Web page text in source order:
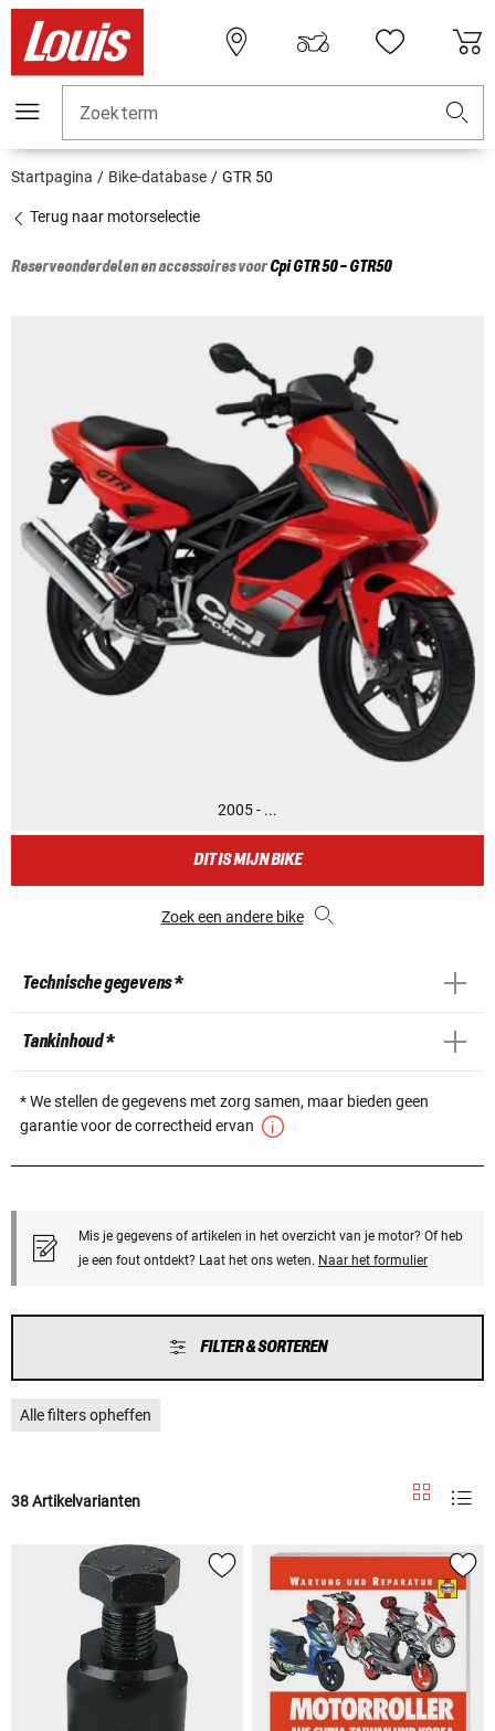
Zoekterm
Startpagina Bike-database GTR 50
Terug naar motorselectie
Reserveonderdelen en accessoires voorCpiGTR 50 - GTR50
2005 - ...
DIT IS MIJN BIKE
Zoek een andere bike
Technische gegevens *
Tankinhoud *
* We stellen de gegevens met zorg samen, maar bieden geen
garantie voor de correctheid ervan
Mis je gegevens of artikelen in het overzicht van je motor? Of heb
je een fout ontdekt? Laat het ons weten. Naar het formulier
FILTER & SORTEREN
Alle filters opheffen
38 Artikelvarianten